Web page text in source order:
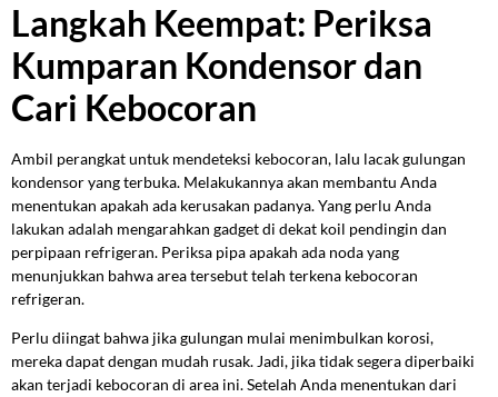
Langkah Keempat: Periksa
Kumparan Kondensor dan
Cari Kebocoran
Ambil perangkat untuk mendeteksi kebocoran, lalu lacak gulungan
kondensor yang terbuka. Melakukannya akan membantu Anda
menentukan apakah ada kerusakan padanya. Yang perlu Anda
lakukan adalah mengarahkan gadget di dekat koil pendingin dan
perpipaan refrigeran. Periksa pipa apakah ada noda yang
menunjukkan bahwa area tersebut telah terkena kebocoran
refrigeran.
Perlu diingat bahwa jika gulungan mulai menimbulkan korosi,
mereka dapat dengan mudah rusak. Jadi, jika tidak segera diperbaiki
akan terjadi kebocoran di area ini. Setelah Anda menentukan dari